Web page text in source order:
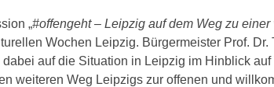
„#offengeht – Leipzig auf dem Weg zu
Wochen Leipzig. Bürgermeister Prof.
auf die Situation in Leipzig im Hinblick
weiteren Weg Leipzigs zur offenen und